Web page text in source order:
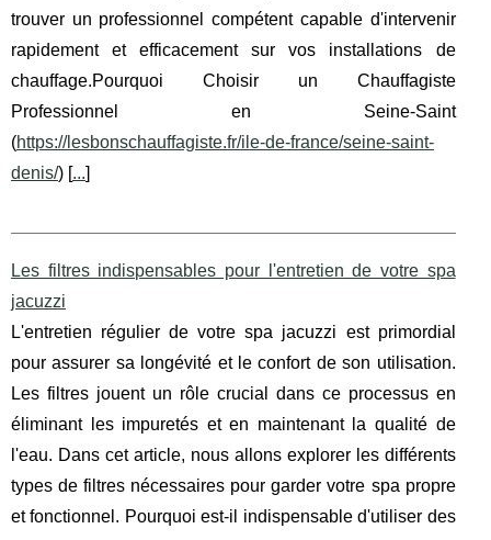
trouver un professionnel compétent capable d'intervenir
rapidement et efficacement sur vos installations de
chauffage.Pourquoi Choisir un Chauffagiste
Professionnel en Seine-Saint
(https://lesbonschauffagiste.fr/ile-de-france/seine-saint-
denis/) [...]
Les filtres indispensables pour l'entretien de votre spa
jacuzzi
L'entretien régulier de votre spa jacuzzi est primordial
pour assurer sa longévité et le confort de son utilisation.
Les filtres jouent un rôle crucial dans ce processus en
éliminant les impuretés et en maintenant la qualité de
l'eau. Dans cet article, nous allons explorer les différents
types de filtres nécessaires pour garder votre spa propre
et fonctionnel. Pourquoi est-il indispensable d'utiliser des